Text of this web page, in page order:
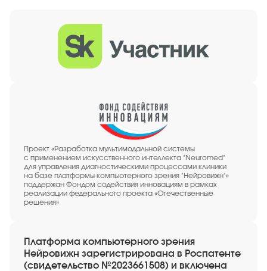
Проект «Разработка мультимодальной системы
с применением искусственного интеллекта "Neuromed"
для управления диагностическими процессами клиники
на базе платформы компьютерного зрения "Нейровижн"»
поддержан Фондом содействия инновациям в рамках
реализации федерального проекта «Отечественные
решения»
Платформа компьютерного зрения
Нейровижн зарегистрирована в Роспатенте
(свидетельство №2023661508) и включена